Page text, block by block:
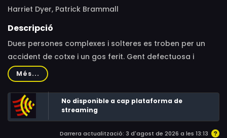
Harriet Dyer, Patrick Brammall
Descripció
Dues persones complexes i solteres es troben per un
accident de cotxe i un gos ferit. Gent defectuosa i
divertida que s'escull i és prou valenta per mostrar el
seu veritable jo i per a navegar per la vida plegada.
Més...
No disponible a cap plataforma de
streaming
Darrera actualització: 3 d'agost de 2026 a les 13:13